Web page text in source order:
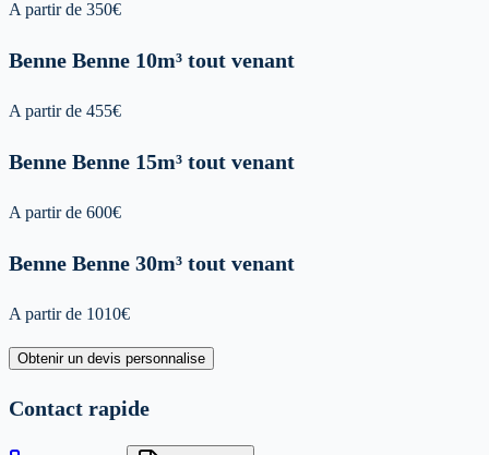
A partir de 350€
Benne Benne 10m³ tout venant
A partir de 455€
Benne Benne 15m³ tout venant
A partir de 600€
Benne Benne 30m³ tout venant
A partir de 1010€
Obtenir un devis personnalise
Contact rapide